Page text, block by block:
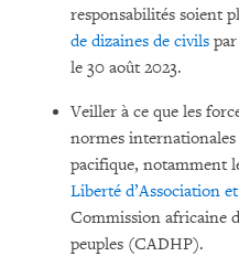
responsabilités soient
de dizaines de civils
le 30 août 2023.
Veiller à ce que les
normes
pacifique, notamment
Liberté d’Association
Commission africaine
peuples (CADHP).